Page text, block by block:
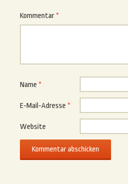
Kommentar *
Name *
E-Mail-Adresse *
Website